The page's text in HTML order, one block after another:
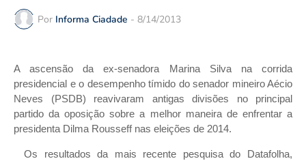
Por Informa Ciadade - 8/14/2013
A ascensão da ex-senadora Marina Silva na corrida
presidencial e o desempenho tímido do senador mineiro Aécio
Neves (PSDB) reavivaram antigas divisões no principal
partido da oposição sobre a melhor maneira de enfrentar a
presidenta Dilma Rousseff nas eleições de 2014.
Os resultados da mais recente pesquisa do Datafolha,